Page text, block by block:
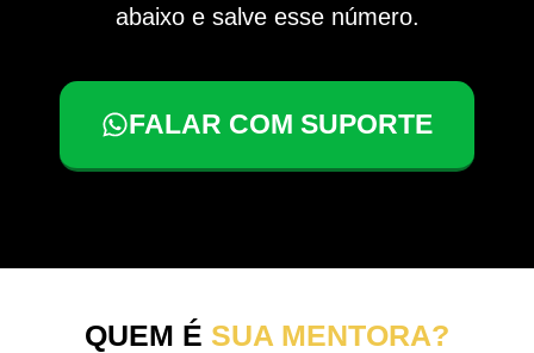
abaixo e salve esse número.
FALAR COM SUPORTE
QUEM É SUA MENTORA?